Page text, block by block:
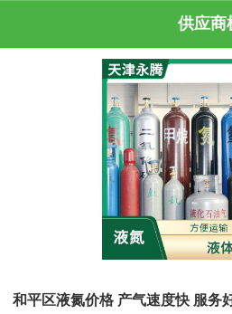
供应商
和平区液氮价格 产气速度快 服务